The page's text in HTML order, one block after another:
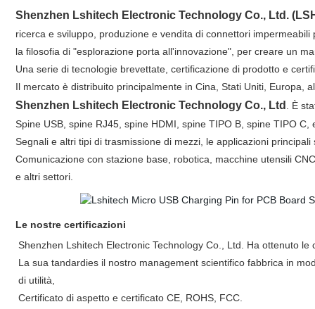
Shenzhen Lshitech Electronic Technology Co., Ltd.
ricerca e sviluppo, produzione e vendita di connettori
la filosofia di "esplorazione porta all'innovazione", per creare un
Una serie di tecnologie brevettate, certificazione di prodotto e
Il mercato è distribuito principalmente in Cina, Stati Uniti, Europa,
Shenzhen Lshitech Electronic Technology Co., Ltd
. È
Spine USB, spine RJ45, spine HDMI, spine TIPO B, spine TIPO
Segnali e altri tipi di trasmissione di mezzi, le applicazioni
Comunicazione con stazione base, robotica, macchine utensili
e altri settori.
Le nostre certificazioni
Shenzhen Lshitech Electronic Technology Co., Ltd. Ha ottenuto
La sua tandardies il nostro management scientifico fabbrica in
di utilità,
Certificato di aspetto e certificato CE, ROHS, FCC.